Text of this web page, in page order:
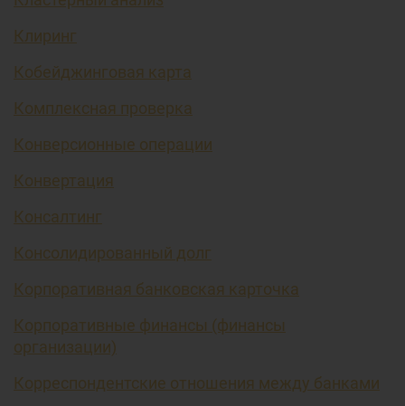
Клиринг
Кобейджинговая карта
Комплексная проверка
Конверсионные операции
Конвертация
Консалтинг
Консолидированный долг
Корпоративная банковская карточка
Корпоративные финансы (финансы
организации)
Корреспондентские отношения между банками